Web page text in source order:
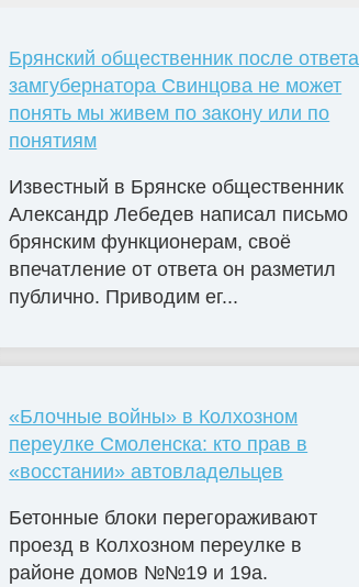
Брянский общественник после ответа
замгубернатора Свинцова не может
понять мы живем по закону или по
понятиям
Известный в Брянске общественник
Александр Лебедев написал письмо
брянским функционерам, своё
впечатление от ответа он разметил
публично. Приводим ег...
«Блочные войны» в Колхозном
переулке Смоленска: кто прав в
«восстании» автовладельцев
Бетонные блоки перегораживают
проезд в Колхозном переулке в
районе домов №№19 и 19а.